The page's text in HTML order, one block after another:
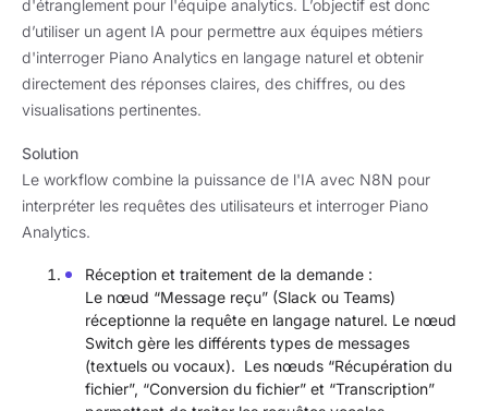
d'étranglement pour l'équipe analytics. L’objectif est donc
d’utiliser un agent IA pour permettre aux équipes métiers
d'interroger Piano Analytics en langage naturel et obtenir
directement des réponses claires, des chiffres, ou des
visualisations pertinentes.
Solution
Le workflow combine la puissance de l'IA avec N8N pour
interpréter les requêtes des utilisateurs et interroger Piano
Analytics.
Réception et traitement de la demande :
Le nœud “Message reçu” (Slack ou Teams)
réceptionne la requête en langage naturel. Le nœud
Switch gère les différents types de messages
(textuels ou vocaux). Les nœuds “Récupération du
fichier”, “Conversion du fichier” et “Transcription”